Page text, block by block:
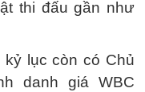
thi đấu gần như
lục còn có Chủ
danh giá WBC